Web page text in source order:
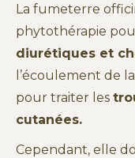
La fumeterre
phytothérapie
diurétiques et
l’écoulement de
pour traiter les
cutanées.
Cependant, elle